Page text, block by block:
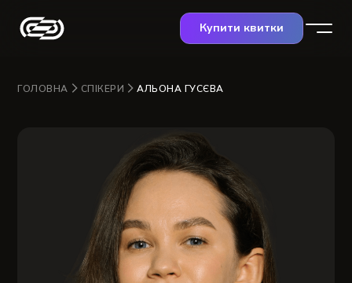
Купити квитки
ГОЛОВНА СПІКЕРИ АЛЬОНА ГУСЄВА